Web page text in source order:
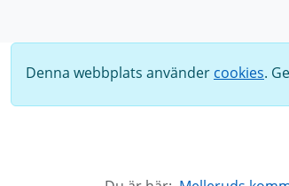
Denna webbplats använder cookies.